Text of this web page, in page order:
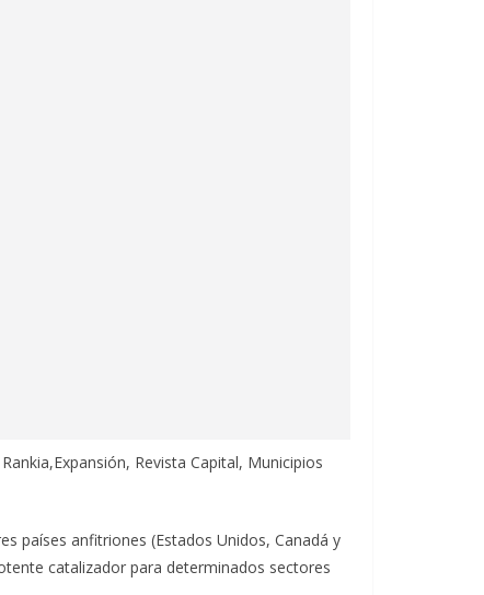
Revista Capital, Municipios
países anfitriones (Estados Unidos, Canadá y
catalizador para determinados sectores